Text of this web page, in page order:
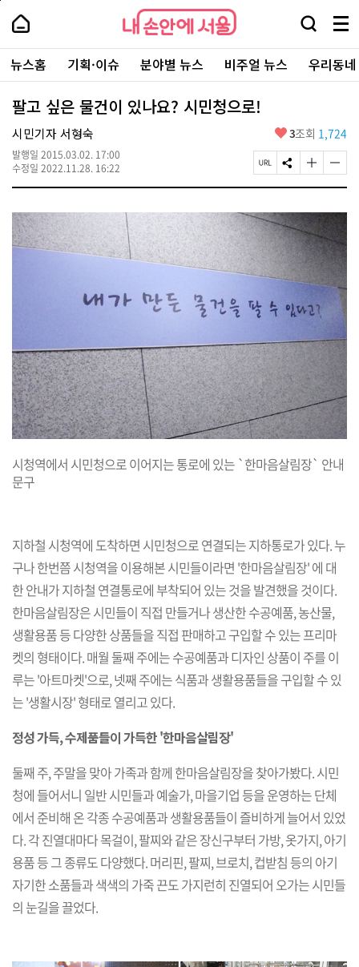
본
로
가
내
손
안
에
서
울
-
서
울
시
대
표
소
포
털
내
손
에
울
검
창
열
기
메
뉴
전
체
보
주
요
서
뉴스홈 기획·이슈 분야별 뉴스 비주얼 뉴스 우리동
팔고 싶은 물건이 있나요? 시민청으로!
시민기자 서형숙
발행일 2015.03.02. 17:00
수정일 2022.11.28. 16:22
좋
요
3조회 1,724
페
이
U
R
L
복
사
S
N
공
유
하
기
글
자
기
크
게
변
경
하
기
글
자
기
작
게
변
경
하
기
시청역에서 시민청으로 이어지는 통로에 있는 `한마음살림장` 안내
문구
지하철 시청역에 도착하면 시민청으로 연결되는 지하통로가 있다. 누
구나 한번쯤 시청역을 이용해본 시민들이라면 '한마음살림장' 에 대
한 안내가 지하철 연결통로에 부착되어 있는 것을 발견했을 것이다.
한마음살림장은 시민들이 직접 만들거나 생산한 수공예품, 농산물,
생활용품 등 다양한 상품들을 직접 판매하고 구입할 수 있는 프리마
켓의 형태이다. 매월 둘째 주에는 수공예품과 디자인 상품이 주를 이
루는 '아트마켓'으로, 넷째 주에는 식품과 생활용품들을 구입할 수 있
는 '생활시장' 형태로 열리고 있다.
정성 가득, 수제품들이 가득한 '한마음살림장'
둘째 주, 주말을 맞아 가족과 함께 한마음살림장을 찾아가봤다. 시민
청에 들어서니 일반 시민들과 예술가, 마을기업 등을 운영하는 단체
에서 준비해 온 각종 수공예품과 생활용품들이 즐비하게 늘어서 있었
다. 각 진열대마다 목걸이, 팔찌와 같은 장신구부터 가방, 옷가지, 아기
용품 등 그 종류도 다양했다. 머리핀, 팔찌, 브로치, 컵받침 등의 아기
자기한 소품들과 색색의 가죽 끈도 가지런히 진열되어 오가는 시민들
의 눈길을 끌었다.
페
상
단
로